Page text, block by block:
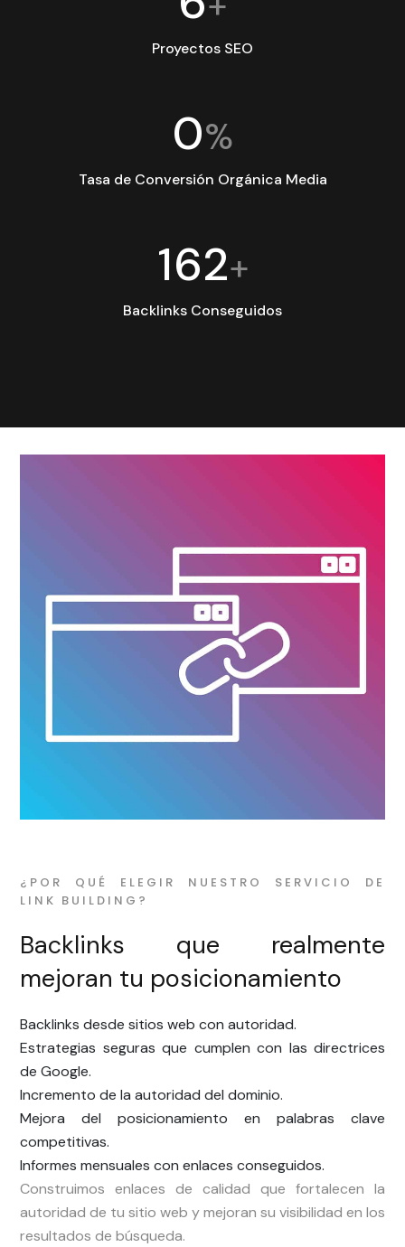
Proyectos SEO
0%
Tasa de Conversión Orgánica Media
162+
Backlinks Conseguidos
¿POR QUÉ ELEGIR NUESTRO SERVICIO DE
LINK BUILDING?
Backlinks que realmente
mejoran tu posicionamiento
Backlinks desde sitios web con autoridad.
Estrategias seguras que cumplen con las directrices
de Google.
Incremento de la autoridad del dominio.
Mejora del posicionamiento en palabras clave
competitivas.
Informes mensuales con enlaces conseguidos.
Construimos enlaces de calidad que fortalecen la
autoridad de tu sitio web y mejoran su visibilidad en los
resultados de búsqueda.